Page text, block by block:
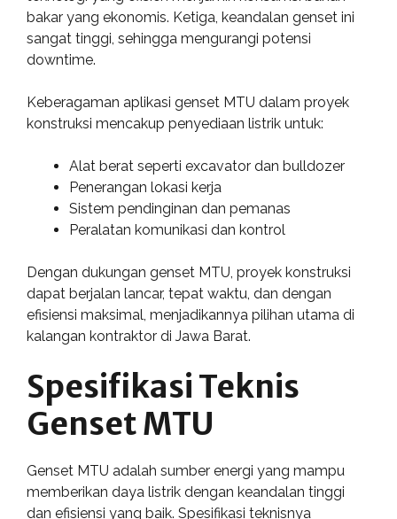
bakar yang ekonomis. Ketiga, keandalan genset ini
sangat tinggi, sehingga mengurangi potensi
downtime.
Keberagaman aplikasi genset MTU dalam proyek
konstruksi mencakup penyediaan listrik untuk:
Alat berat seperti excavator dan bulldozer
Penerangan lokasi kerja
Sistem pendinginan dan pemanas
Peralatan komunikasi dan kontrol
Dengan dukungan genset MTU, proyek konstruksi
dapat berjalan lancar, tepat waktu, dan dengan
efisiensi maksimal, menjadikannya pilihan utama di
kalangan kontraktor di Jawa Barat.
Spesifikasi Teknis
Genset MTU
Genset MTU adalah sumber energi yang mampu
memberikan daya listrik dengan keandalan tinggi
dan efisiensi yang baik. Spesifikasi teknisnya